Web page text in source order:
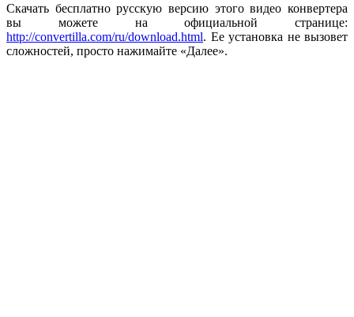
Скачать бесплатно русскую версию этого видео конвертера
вы можете на официальной странице:
http://convertilla.com/ru/download.html. Ее установка не вызовет
сложностей, просто нажимайте «Далее».